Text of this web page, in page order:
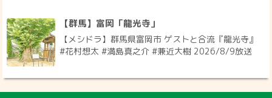
【群馬】富岡「龍光寺」
【メシドラ】群馬県富岡市 ゲストと合流『龍光寺』
#花村想太 #満島真之介 #兼近大樹 2026/8/9放送